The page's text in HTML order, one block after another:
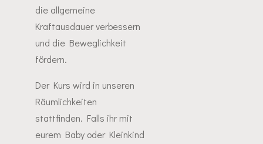
die allgemeine
Kraftausdauer verbessern
und die Beweglichkeit
fördern.
Der Kurs wird in unseren
Räumlichkeiten
stattfinden. Falls ihr mit
eurem Baby oder Kleinkind